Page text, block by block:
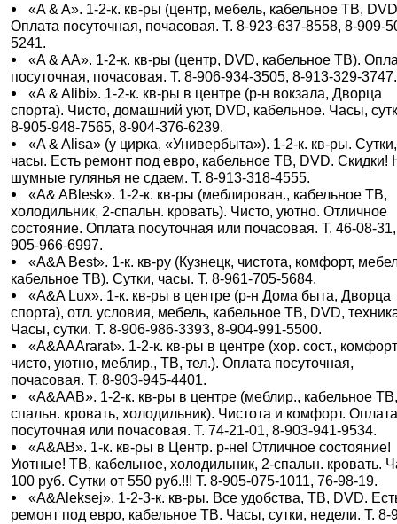
«A & A». 1-2-к. кв-ры (центр, мебель, кабельное ТВ,
Оплата посуточная, почасовая. Т. 8-923-637-8558, 8-909-
5241.
«A & AA». 1-2-к. кв-ры (центр, DVD, кабельное ТВ).
посуточная, почасовая. Т. 8-906-934-3505, 8-913-329-3747.
«A & Alibi». 1-2-к. кв-ры в центре (р-н вокзала, Дворца
спорта). Чисто, домашний уют, DVD, кабельное. Часы,
8-905-948-7565, 8-904-376-6239.
«A & Alisa» (у цирка, «Универбыта»). 1-2-к. кв-ры. Сутки,
часы. Есть ремонт под евро, кабельное ТВ, DVD. Скидки!
шумные гулянья не сдаем. Т. 8-913-318-4555.
«A& ABlesk». 1-2-к. кв-ры (меблирован., кабельное ТВ,
холодильник, 2-спальн. кровать). Чисто, уютно. Отличное
состояние. Оплата посуточная или почасовая. Т. 46-08-
905-966-6997.
«A&A Best». 1-к. кв-ру (Кузнецк, чистота, комфорт,
кабельное ТВ). Сутки, часы. Т. 8-961-705-5684.
«A&A Lux». 1-к. кв-ры в центре (р-н Дома быта, Дворца
спорта), отл. условия, мебель, кабельное ТВ, DVD,
Часы, сутки. Т. 8-906-986-3393, 8-904-991-5500.
«A&AAArarat». 1-2-к. кв-ры в центре (хор. сост.,
чисто, уютно, меблир., ТВ, тел.). Оплата посуточная,
почасовая. Т. 8-903-945-4401.
«A&AAB». 1-2-к. кв-ры в центре (меблир., кабельное
спальн. кровать, холодильник). Чистота и комфорт.
посуточная или почасовая. Т. 74-21-01, 8-903-941-9534.
«A&AB». 1-к. кв-ры в Центр. р-не! Отличное состояние!
Уютные! ТВ, кабельное, холодильник, 2-спальн. кровать.
100 руб. Сутки от 550 руб.!!! Т. 8-905-075-1011, 76-98-19.
«A&Aleksej». 1-2-3-к. кв-ры. Все удобства, ТВ, DVD.
ремонт под евро, кабельное ТВ. Часы, сутки, недели. Т. 8-